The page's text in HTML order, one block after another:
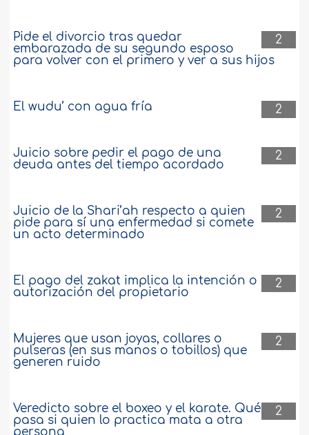
2
Pide el divorcio tras quedar
embarazada de su segundo esposo
para volver con el primero y ver a sus hijos
2
El wudu’ con agua fría
2
Juicio sobre pedir el pago de una
deuda antes del tiempo acordado
2
Juicio de la Shari’ah respecto a quien
pide para sí una enfermedad si comete
un acto determinado
2
El pago del zakat implica la intención o
autorización del propietario
2
Mujeres que usan joyas, collares o
pulseras (en sus manos o tobillos) que
generen ruido
2
Veredicto sobre el boxeo y el karate. Qué
pasa si quien lo practica mata a otra
persona